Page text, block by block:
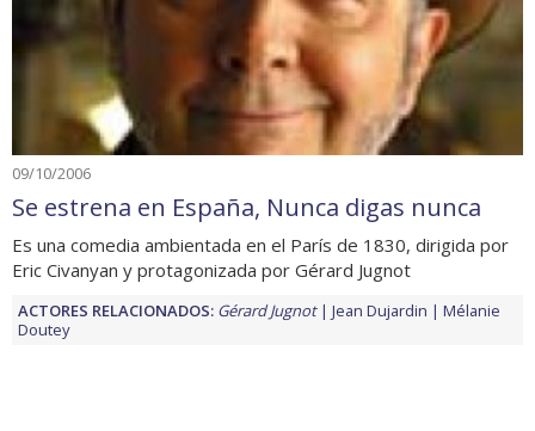
09/10/2006
Se estrena en España, Nunca digas nunca
Es una comedia ambientada en el París de 1830, dirigida por
Eric Civanyan y protagonizada por Gérard Jugnot
ACTORES RELACIONADOS: Gérard Jugnot Jean Dujardin
Mélanie
Doutey